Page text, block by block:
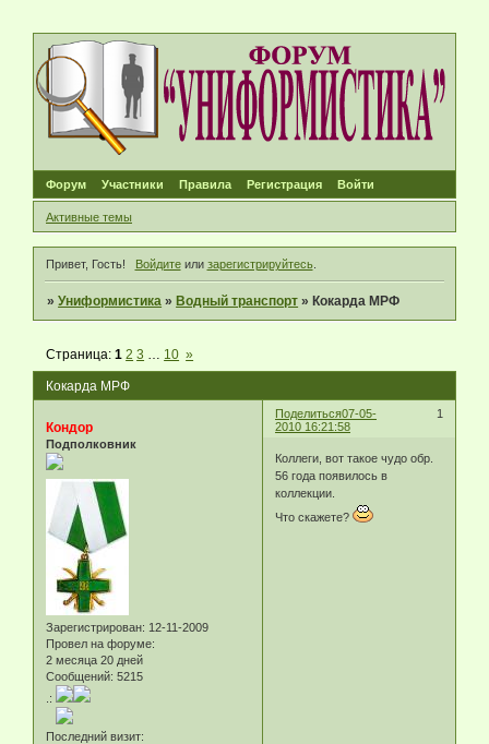
Форум Участники Правила Регистрация Войти
Активные темы
Привет, Гость! Войдитеили зарегистрируйтесь.
»Униформистика » Водный транспорт » Кокарда МРФ
Кокарда МРФ
Страница:1 2 3 10 »
Поделиться 1
07-05-
2010 16:21:58
Кондор
Подполковник
Зарегистрирован: 12-11-2009
Провел на форуме:
2 месяца 20 дней
Сообщений: 5215
.:
Последний визит:
Коллеги, вот такое чудо обр.
56 года появилось в
коллекции.
Что скажете?